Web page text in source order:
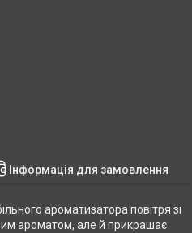
Інформація для замовлення
ароматизатора повітря зі
ароматом, але й прикрашає